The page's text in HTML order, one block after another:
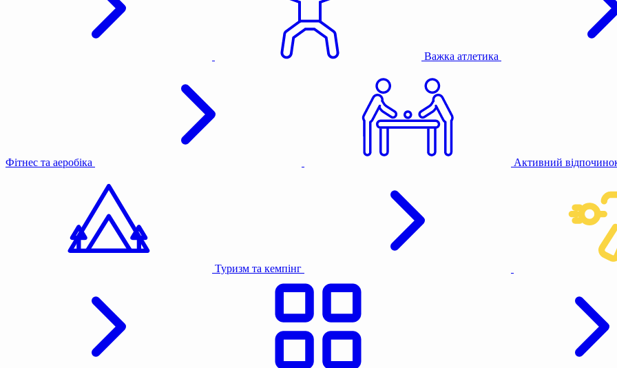
Важка атлетика
Фітнес та аеробіка Активний
Туризм та кемпінг